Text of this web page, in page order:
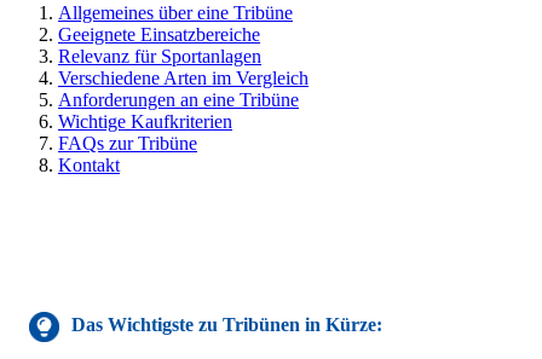
Allgemeines über eine Tribüne
Geeignete Einsatzbereiche
Relevanz für Sportanlagen
Verschiedene Arten im Vergleich
Anforderungen an eine Tribüne
Wichtige Kaufkriterien
FAQs zur Tribüne
Kontakt
Das Wichtigste zu Tribünen in Kürze: